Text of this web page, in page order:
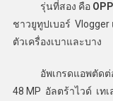
รุ่นที่สอง คือ
ชาวยูทูปเบอร์
ตัวเครื่องเบาและบาง
อัพเกรดแอพตัดต่อ
48 MP อัลตร้าไวด์ เท